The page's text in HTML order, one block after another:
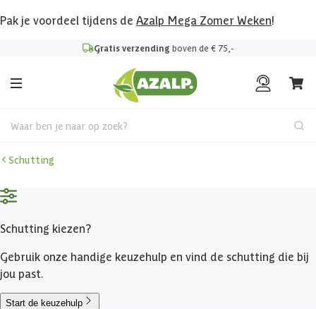
Pak je voordeel tijdens de Azalp Mega Zomer Weken!
Gratis verzending boven de € 75,-
Waar ben je naar op zoek?
Schutting
Schutting kiezen?
Gebruik onze handige keuzehulp en vind de schutting die bij
jou past.
Start de keuzehulp